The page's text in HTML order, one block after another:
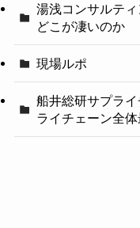
湯浅コンサルテ
どこが凄いのか
現場ルポ
船井総研サプラ
ライチェーン全